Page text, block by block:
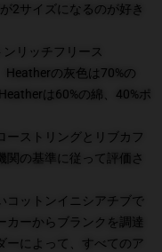
2サイズになるのが好き
リッチフリース
Heatherの灰色は70%の
は60%の綿、40%ポ
ーストリングとリブカフ
関の基準に従って評価さ
コットンイニシアチブで
カーからブランクを調達
ーによって、すべてのア